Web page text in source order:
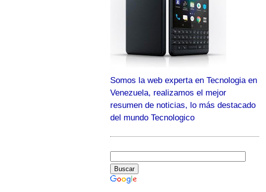
Somos la web experta en Tecnologia en
Venezuela, realizamos el mejor
resumen de noticias, lo más destacado
del mundo Tecnologico